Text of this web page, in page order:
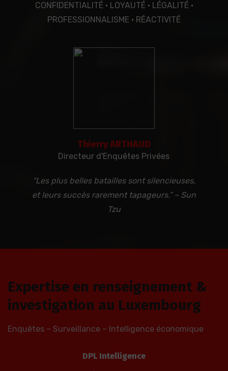
CONFIDENTIALITÉ · LOYAUTÉ · LÉGALITÉ ·
PROFESSIONNALISME · RÉACTIVITÉ
Thierry ARTHAUD
Directeur d'Enquêtes Privées
“Les plus belles batailles sont silencieuses,
et leurs succès rarement tapageurs.” – Sun
Tzu
Expertise en renseignement &
investigation au Luxembourg
Enquêtes – Surveillance – Intelligence économique
DPL Intelligence